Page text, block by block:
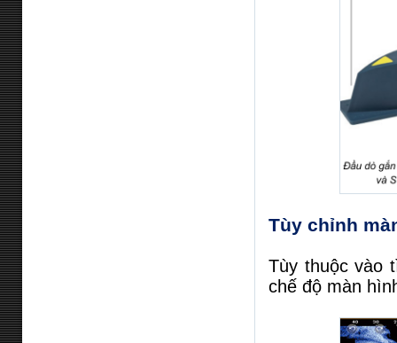
Tùy chỉnh
Tùy thuộc vào
chế độ màn